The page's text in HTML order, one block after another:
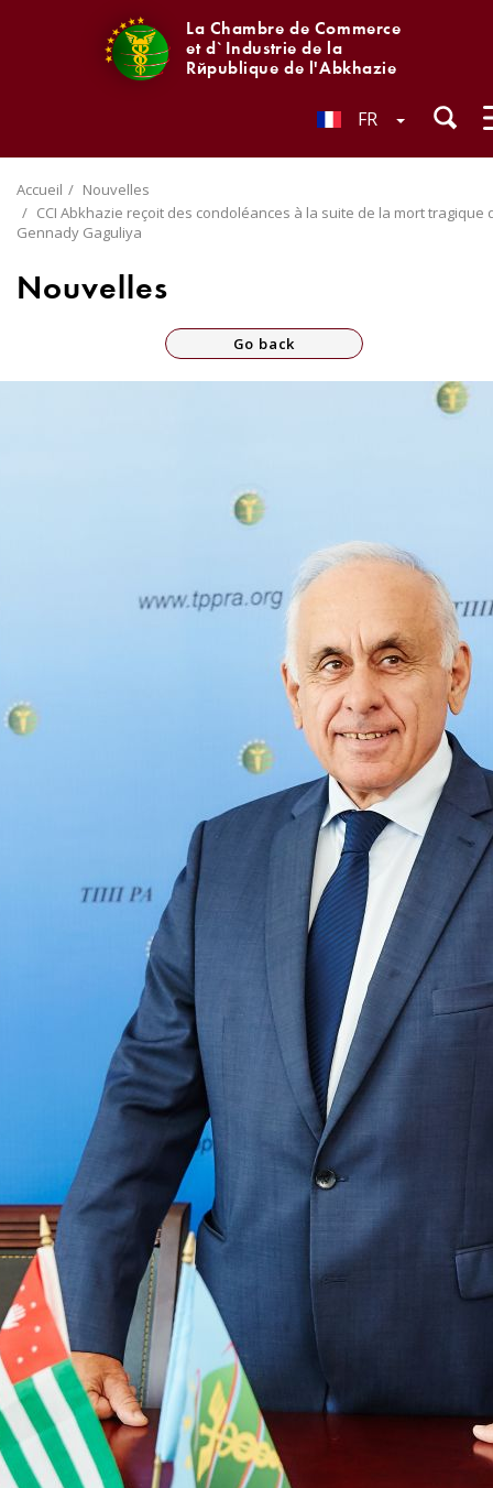
La Chambre de Commerce
et d`Industrie de la
République de l'Abkhazie
FR
Accueil
Nouvelles
CCI Abkhazie reçoit des condoléances à la suite de la mort tragique
Gennady Gaguliya
Nouvelles
Go back